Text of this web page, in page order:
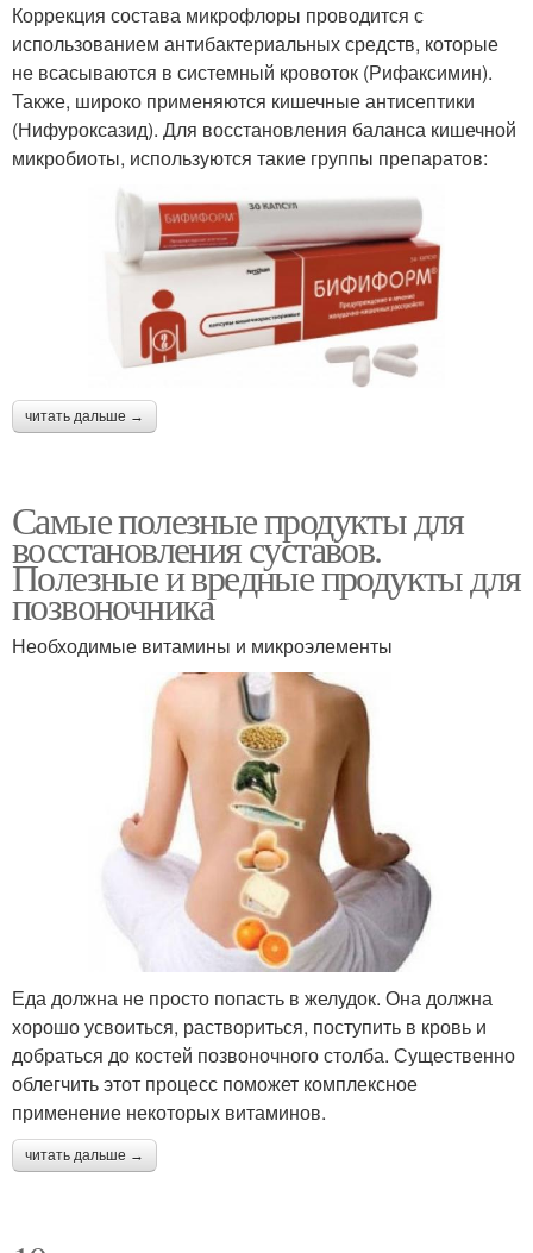
Коррекция состава микрофлоры проводится с
использованием антибактериальных средств, которые
не всасываются в системный кровоток (Рифаксимин).
Также, широко применяются кишечные антисептики
(Нифуроксазид). Для восстановления баланса кишечной
микробиоты, используются такие группы препаратов:
читать дальше →
Самые полезные продукты для
восстановления суставов.
Полезные и вредные продукты для
позвоночника
Необходимые витамины и микроэлементы
Еда должна не просто попасть в желудок. Она должна
хорошо усвоиться, раствориться, поступить в кровь и
добраться до костей позвоночного столба. Существенно
облегчить этот процесс поможет комплексное
применение некоторых витаминов.
читать дальше →